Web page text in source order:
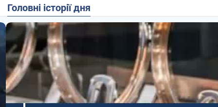
Головні історії дня